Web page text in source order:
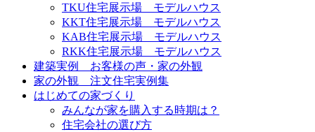
TKU住宅展示場 モデルハウス
KKT住宅展示場 モデルハウス
KAB住宅展示場 モデルハウス
RKK住宅展示場 モデルハウス
建築実例 お客様の声・家の外観
家の外観 注文住宅実例集
はじめての家づくり
みんなが家を購入する時期は？
住宅会社の選び方